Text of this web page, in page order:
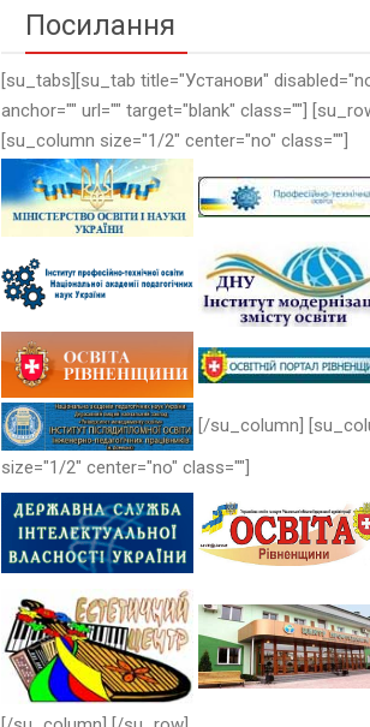
Посилання
[su_tabs][su_tab title="Установи"
anchor="" url="" target="blank" class=""]
[su_column size="1/2" center="no" class=""]
[/su_column]
size="1/2" center="no" class=""]